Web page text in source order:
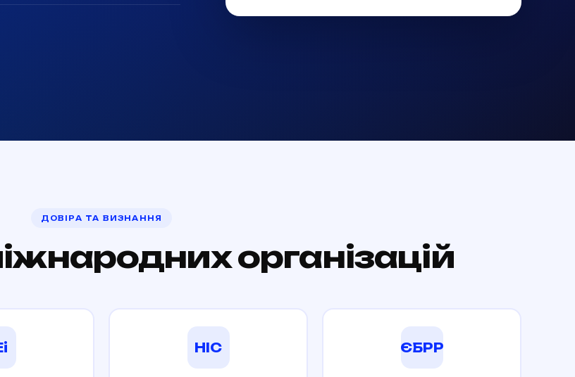
ДОВІРА ТА ВИЗНАННЯ
організацій
HIC ЄБРР